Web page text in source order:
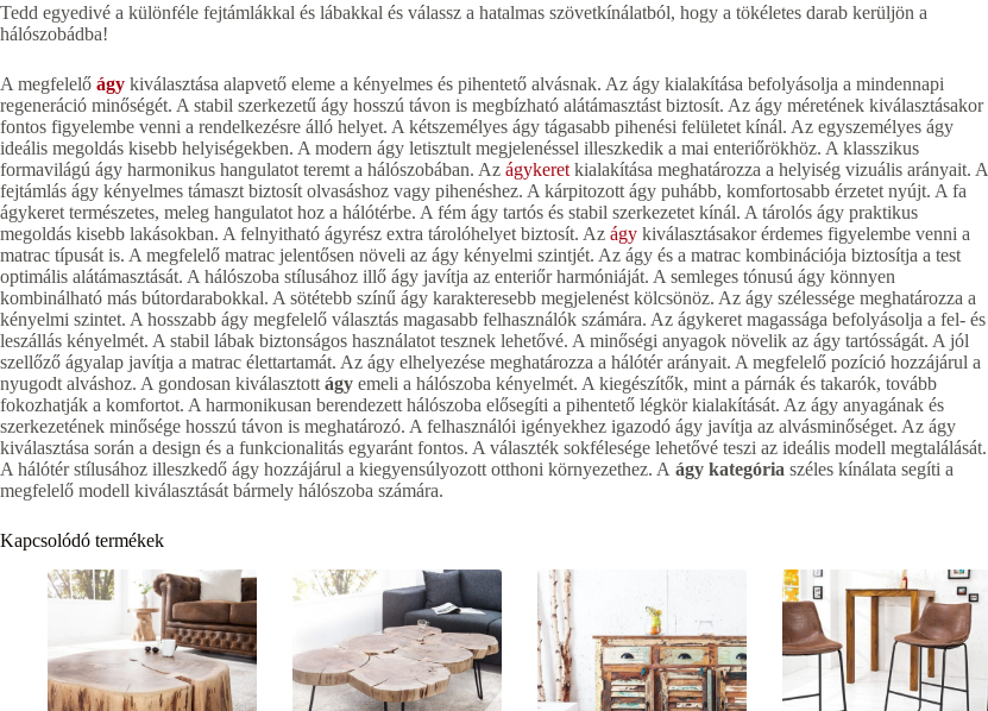
Tedd egyedivé a különféle fejtámlákkal és lábakkal és válassz a hatalmas szövetkínálatból, hogy a tökéletes darab kerüljön a
hálószobádba!
A megfelelő ágy kiválasztása alapvető eleme a kényelmes és pihentető alvásnak. Az ágy kialakítása befolyásolja a mindennapi
regeneráció minőségét. A stabil szerkezetű ágy hosszú távon is megbízható alátámasztást biztosít. Az ágy méretének kiválasztásakor
fontos figyelembe venni a rendelkezésre álló helyet. A kétszemélyes ágy tágasabb pihenési felületet kínál. Az egyszemélyes ágy
ideális megoldás kisebb helyiségekben. A modern ágy letisztult megjelenéssel illeszkedik a mai enteriőrökhöz. A klasszikus
formavilágú ágy harmonikus hangulatot teremt a hálószobában. Az ágykeret kialakítása meghatározza a helyiség vizuális arányait. A
fejtámlás ágy kényelmes támaszt biztosít olvasáshoz vagy pihenéshez. A kárpitozott ágy puhább, komfortosabb érzetet nyújt. A fa
ágykeret természetes, meleg hangulatot hoz a hálótérbe. A fém ágy tartós és stabil szerkezetet kínál. A tárolós ágy praktikus
megoldás kisebb lakásokban. A felnyitható ágyrész extra tárolóhelyet biztosít. Az ágy kiválasztásakor érdemes figyelembe venni a
matrac típusát is. A megfelelő matrac jelentősen növeli az ágy kényelmi szintjét. Az ágy és a matrac kombinációja biztosítja a test
optimális alátámasztását. A hálószoba stílusához illő ágy javítja az enteriőr harmóniáját. A semleges tónusú ágy könnyen
kombinálható más bútordarabokkal. A sötétebb színű ágy karakteresebb megjelenést kölcsönöz. Az ágy szélessége meghatározza a
kényelmi szintet. A hosszabb ágy megfelelő választás magasabb felhasználók számára. Az ágykeret magassága befolyásolja a fel- és
leszállás kényelmét. A stabil lábak biztonságos használatot tesznek lehetővé. A minőségi anyagok növelik az ágy tartósságát. A jól
szellőző ágyalap javítja a matrac élettartamát. Az ágy elhelyezése meghatározza a hálótér arányait. A megfelelő pozíció hozzájárul a
nyugodt alváshoz. A gondosan kiválasztott ágy emeli a hálószoba kényelmét. A kiegészítők, mint a párnák és takarók, tovább
fokozhatják a komfortot. A harmonikusan berendezett hálószoba elősegíti a pihentető légkör kialakítását. Az ágy anyagának és
szerkezetének minősége hosszú távon is meghatározó. A felhasználói igényekhez igazodó ágy javítja az alvásminőséget. Az ágy
kiválasztása során a design és a funkcionalitás egyaránt fontos. A választék sokfélesége lehetővé teszi az ideális modell megtalálását.
A hálótér stílusához illeszkedő ágy hozzájárul a kiegyensúlyozott otthoni környezethez. A ágy kategória széles kínálata segíti a
megfelelő modell kiválasztását bármely hálószoba számára.
Kapcsolódó termékek